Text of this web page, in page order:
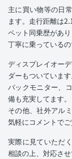
主に買い物等の日
ます。走行距離は
ペット同乗歴があ
丁寧に乗っている
ディスプレイオー
ダーもついています
バックモニター、
備も充実してます。
その他、社外アル
気軽にコメントでご
実際に見ていただ
相談の上、対応させ